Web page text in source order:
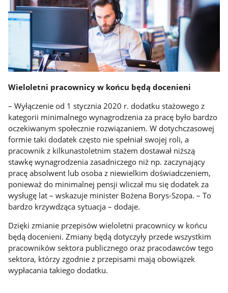
Wieloletni pracownicy w końcu będą docenieni
– Wyłączenie od 1 stycznia 2020 r. dodatku stażowego z
kategorii minimalnego wynagrodzenia za pracę było bardzo
oczekiwanym społecznie rozwiązaniem. W dotychczasowej
formie taki dodatek często nie spełniał swojej roli, a
pracownik z kilkunastoletnim stażem dostawał niższą
stawkę wynagrodzenia zasadniczego niż np. zaczynający
pracę absolwent lub osoba z niewielkim doświadczeniem,
ponieważ do minimalnej pensji wliczał mu się dodatek za
wysługę lat – wskazuje minister Bożena Borys-Szopa. – To
bardzo krzywdząca sytuacja – dodaje.
Dzięki zmianie przepisów wieloletni pracownicy w końcu
będą docenieni. Zmiany będą dotyczyły przede wszystkim
pracowników sektora publicznego oraz pracodawców tego
sektora, którzy zgodnie z przepisami mają obowiązek
wypłacania takiego dodatku.